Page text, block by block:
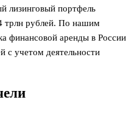
лизинговый портфель
трлн рублей. По нашим
финансовой аренды в России
с учетом деятельности